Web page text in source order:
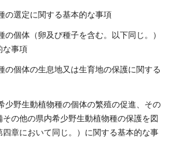
の選定に関する基本的な事項
個体（卵及び種子を含む。以下同じ。）
な事項
の個体の生息地又は生育地の保護に関する
少野生動植物種の個体の繁殖の促進、その
の他の県内希少野生動植物種の保護を図
章において同じ。）に関する基本的な事